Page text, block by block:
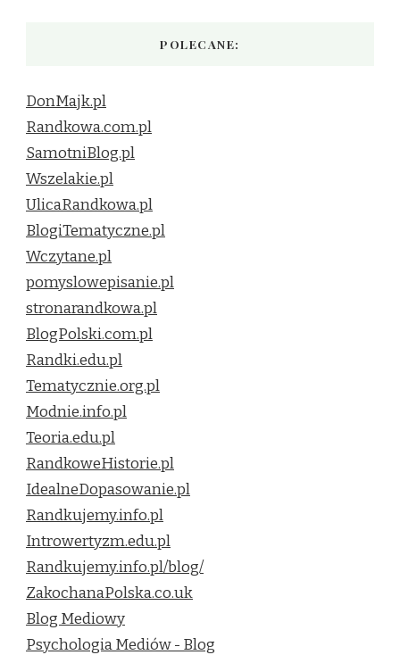
POLECANE:
DonMajk.pl
Randkowa.com.pl
SamotniBlog.pl
Wszelakie.pl
UlicaRandkowa.pl
BlogiTematyczne.pl
Wczytane.pl
pomyslowepisanie.pl
stronarandkowa.pl
BlogPolski.com.pl
Randki.edu.pl
Tematycznie.org.pl
Modnie.info.pl
Teoria.edu.pl
RandkoweHistorie.pl
IdealneDopasowanie.pl
Randkujemy.info.pl
Introwertyzm.edu.pl
Randkujemy.info.pl/blog/
ZakochanaPolska.co.uk
Blog Mediowy
Psychologia Mediów - Blog